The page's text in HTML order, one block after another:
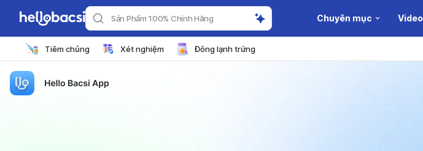
Sản Phẩm 100% Chính Hãng Chuyên mục Video
Tiêm chủng Xét nghiệm Đông lạnh trứng